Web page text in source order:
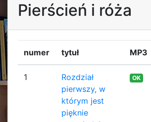
Pierścień i róża
numer tytuł MP3
1
Rozdział
pierwszy, w
którym jest
pięknie
OK